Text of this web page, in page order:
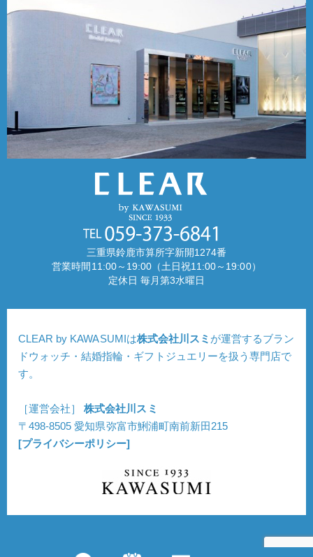
三重県鈴鹿市算所字新開1274番
営業時間11:00～19:00（土日祝11:00～19:00）
定休日 毎月第3水曜日
CLEAR by KAWASUMIは株式会社川スミ が運営するブラン
ドウォッチ・結婚指輪・ギフトジュエリーを扱う専門店で
す。
［運営会社］株式会社川スミ
〒498-8505 愛知県弥富市鯏浦町南前新田215
[プライバシーポリシー]
Copyright © CLEAR. All Rights Reserved.